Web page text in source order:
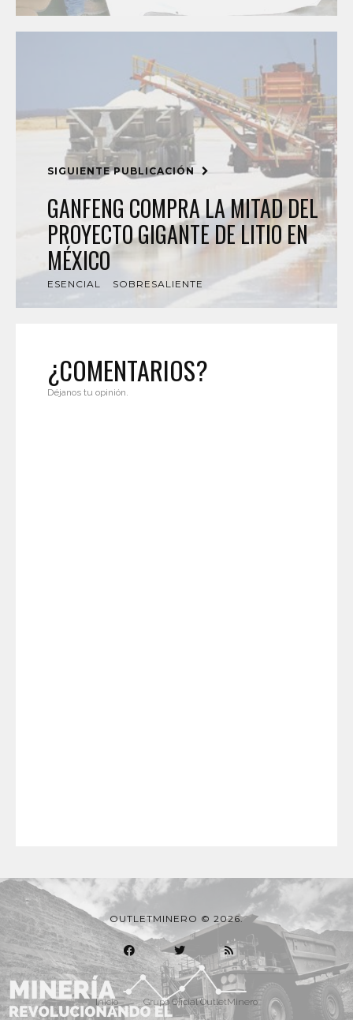
SIGUIENTE PUBLICACIÓN
GANFENG COMPRA LA MITAD DEL
PROYECTO GIGANTE DE LITIO EN
MÉXICO
ESENCIAL SOBRESALIENTE
¿COMENTARIOS?
Déjanos tu opinión.
OUTLETMINERO © 2026.
Inicio Grupo Oficial OutletMinero